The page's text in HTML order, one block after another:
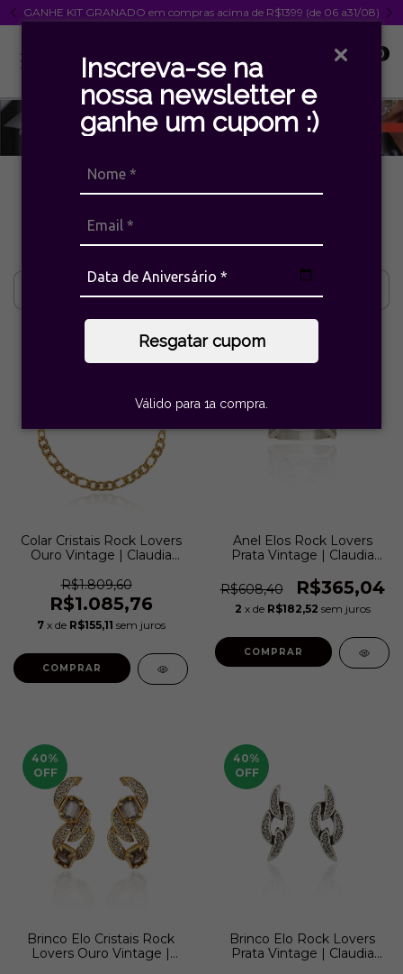
Inscreva-se na
nossa newsletter e
ganhe um cupom :)
Resgatar cupom
Válido para 1a compra.
GANHE KIT GRANADO em compras acima de R$1399 (de 06 a31/08)
0
Início > Marcas > Claudia Arbex > Rock Lovers
Rock Lovers
Colar Cristais Rock Lovers
Ouro Vintage | Claudia
R$1.809,60
R$1.085,76
7 x de R$155,11 sem juros
COMPRAR
40%
Anel Elos Rock Lovers
Prata Vintage | Claudia
R$608,40
R$365,04
2 x de R$182,52 sem juros
COMPRAR
40%
OFF
Brinco Elo Cristais Rock
Lovers Ouro Vintage |
40%
OFF
Brinco Elo Rock Lovers
Prata Vintage | Claudia